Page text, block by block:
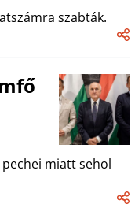
szabták.
miatt sehol